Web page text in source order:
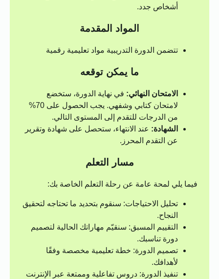
أشخاص جدد.
المواد المقدمة
تتضمن الدورة التدريبية مواد تعليمية رقمية
ما يمكن توقعه
الامتحان النهائي: في نهاية الدورة، ستخضع
لامتحان كتابي وشفهي. يجب الحصول على 70%
من الدرجات للتقدم إلى المستوى التالي.
الشهادة: عند الانتهاء، ستحصل على شهادة وتقرير
عن التقدم المحرز.
مسار التعلم
فيما يلي لمحة عامة عن رحلة التعلم الخاصة بك:
تحليل الاحتياجات: سنقوم بتحديد ما تحتاجه لتحقيق
النجاح.
التقييم المسبق: سنقيّم مهاراتك الحالية لتصميم
دورة تناسبك.
تصميم الدورة: خطة تعليمية مخصصة وفقًا
لأهدافك.
تنفيذ الدورة: دروس تفاعلية وممتعة عبر الإنترنت